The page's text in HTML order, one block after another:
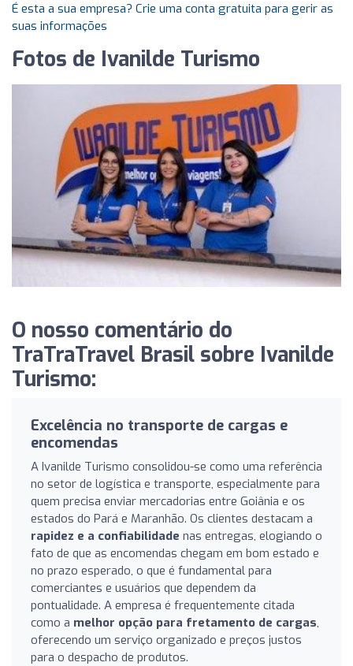
É esta a sua empresa? Crie uma conta gratuita para gerir as
suas informações
Fotos de Ivanilde Turismo
O nosso comentário do
TraTraTravel Brasil sobre Ivanilde
Turismo:
Excelência no transporte de cargas e
encomendas
A Ivanilde Turismo consolidou-se como uma referência
no setor de logística e transporte, especialmente para
quem precisa enviar mercadorias entre Goiânia e os
estados do Pará e Maranhão. Os clientes destacam a
rapidez e a confiabilidade nas entregas, elogiando o
fato de que as encomendas chegam em bom estado e
no prazo esperado, o que é fundamental para
comerciantes e usuários que dependem da
pontualidade. A empresa é frequentemente citada
como a melhor opção para fretamento de cargas,
oferecendo um serviço organizado e preços justos
para o despacho de produtos.